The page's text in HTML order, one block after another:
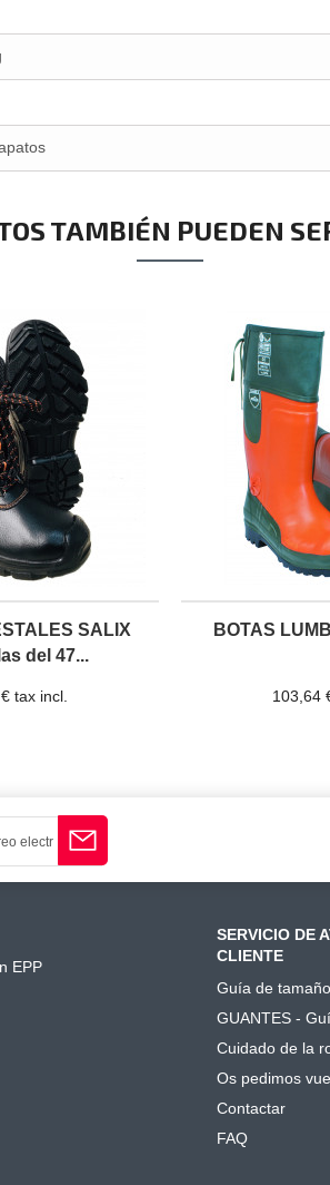
TAMBIÉN PUEDEN
SALIX
del 47...
tax incl.
BOTAS
103,64
EPP
SERVICIO DE
CLIENTE
Guía de
GUANTES -
Cuidado de la
Os pedimos
Contactar
FAQ